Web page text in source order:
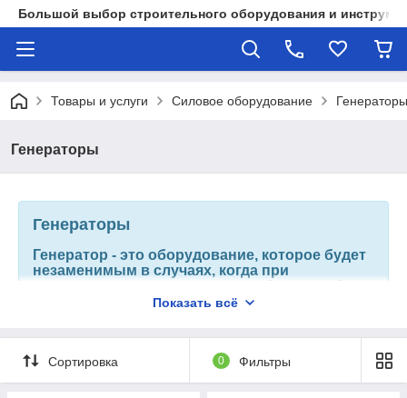
Большой выбор строительного оборудования и
Товары и услуги Силовое оборудование Генераторы
Генераторы
Генераторы
Генератор - это оборудование, которое будет
незаменимым в случаях, когда при
отсутствии электроэнергии требуется работа
различных видов инструментов. Его можно
электропитания.
Показать всё
Сортировка 0 Фильтры